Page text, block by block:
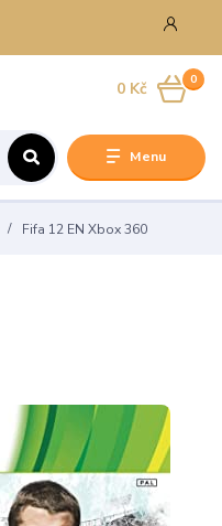
Menu
0
0 Kč
Fifa 12 EN Xbox 360